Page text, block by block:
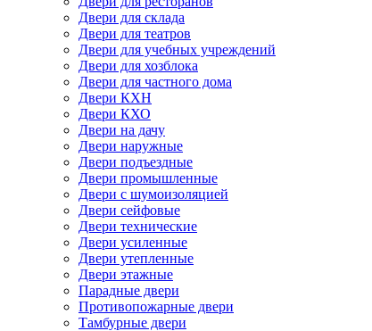
Двери для склада
Двери для театров
Двери для учебных учреждений
Двери для хозблока
Двери для частного дома
Двери КХН
Двери КХО
Двери на дачу
Двери наружные
Двери подъездные
Двери промышленные
Двери с шумоизоляцией
Двери сейфовые
Двери технические
Двери усиленные
Двери утепленные
Двери этажные
Парадные двери
Противопожарные двери
Тамбурные двери